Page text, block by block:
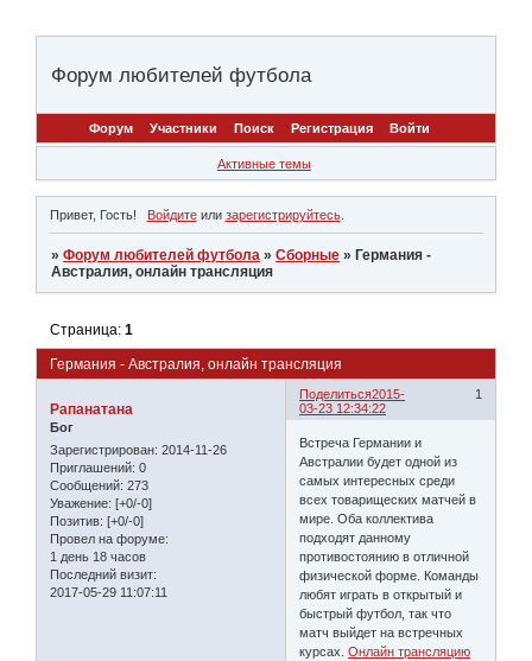
Форум любителей футбола
Форум Участники Поиск Регистрация Войти
Активные темы
Привет, Гость! Войдитеили зарегистрируйтесь.
»Форум любителей футбола »Сборные » Германия -
Австралия, онлайн трансляция
Германия - Австралия, онлайн трансляция
Страница:1
Поделиться 1
2015-
03-23 12:34:22
Рапанатана
Бог
Зарегистрирован: 2014-11-26
Приглашений: 0
Сообщений: 273
Уважение: [+0/-0]
Позитив: [+0/-0]
Провел на форуме:
1 день 18 часов
Последний визит:
2017-05-29 11:07:11
Встреча Германии и
Австралии будет одной из
самых интересных среди
всех товарищеских матчей в
мире. Оба коллектива
подходят данному
противостоянию в отличной
физической форме. Команды
любят играть в открытый и
быстрый футбол, так что
матч выйдет на встречных
курсах.Онлайн трансляцию